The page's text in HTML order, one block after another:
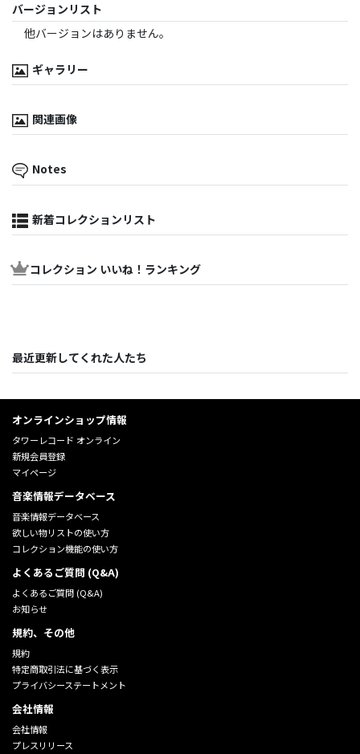
バージョンリスト
他バージョンはありません。
ギャラリー
関連画像
Notes
新着コレクションリスト
コレクション いいね！ランキング
最近更新してくれた人たち
オンラインショップ情報
タワーレコード オンライン
新規会員登録
マイページ
音楽情報データベース
音楽情報データベース
欲しい物リストの使い方
コレクション機能の使い方
よくあるご質問 (Q&A)
よくあるご質問 (Q&A)
お知らせ
規約、その他
規約
特定商取引法に基づく表示
プライバシーステートメント
会社情報
会社情報
プレスリリース